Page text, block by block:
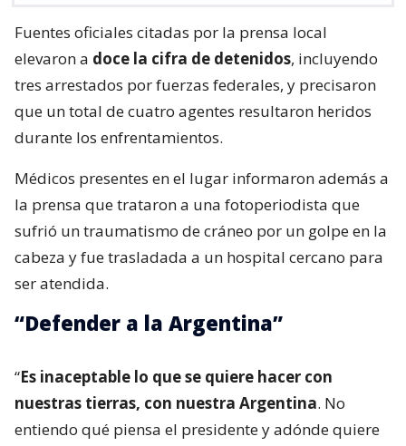
Fuentes oficiales citadas por la prensa local
elevaron a doce la cifra de detenidos, incluyendo
tres arrestados por fuerzas federales, y precisaron
que un total de cuatro agentes resultaron heridos
durante los enfrentamientos.
Médicos presentes en el lugar informaron además a
la prensa que trataron a una fotoperiodista que
sufrió un traumatismo de cráneo por un golpe en la
cabeza y fue trasladada a un hospital cercano para
ser atendida.
“Defender a la Argentina”
“Es inaceptable lo que se quiere hacer con
nuestras tierras, con nuestra Argentina. No
entiendo qué piensa el presidente y adónde quiere